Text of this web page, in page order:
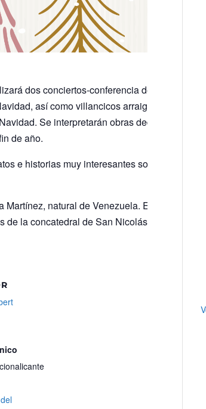
dos conciertos-conferencia de una
así como villancicos arraigados en la
Se interpretarán obras dedicadas a
de año.
e historias muy interesantes sobre las
natural de Venezuela. Es director
la concatedral de San Nicolás y se